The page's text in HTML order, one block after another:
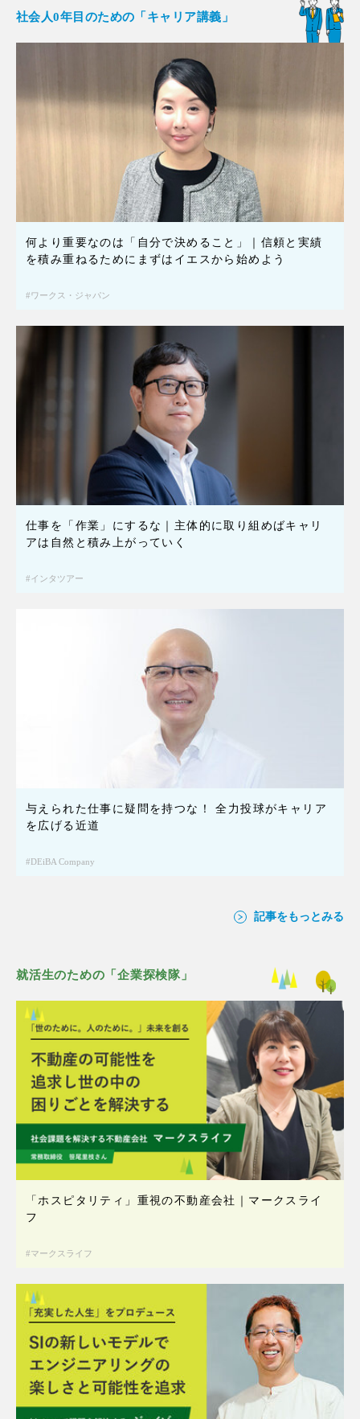
社会人0年目のための「キャリア講義」
何より重要なのは「自分で決めること」｜信頼と実績
を積み重ねるためにまずはイエスから始めよう
ワークス・ジャパン
仕事を「作業」にするな｜主体的に取り組めばキャリ
アは自然と積み上がっていく
インタツアー
与えられた仕事に疑問を持つな！ 全力投球がキャリア
を広げる近道
DEiBA Company
記事をもっとみる
就活生のための「企業探検隊」
「ホスピタリティ」重視の不動産会社｜マークスライ
フ
マークスライフ